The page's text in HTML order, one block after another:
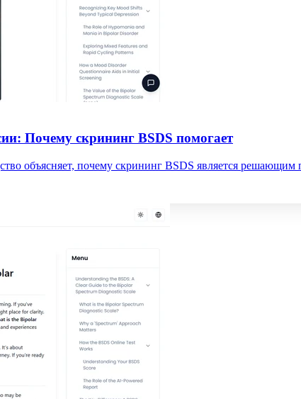
Почему скрининг BSDS помогает
объясняет, почему скрининг BSDS является